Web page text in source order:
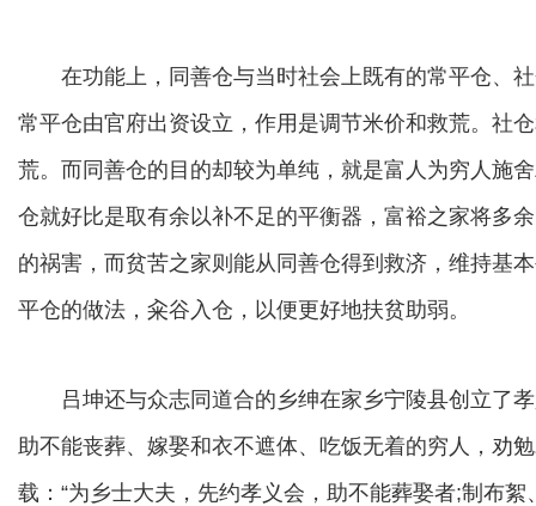
在功能上，同善仓与当时社会上既有的常平仓、社
常平仓由官府出资设立，作用是调节米价和救荒。社
荒。而同善仓的目的却较为单纯，就是富人为穷人施
仓就好比是取有余以补不足的平衡器，富裕之家将多
的祸害，而贫苦之家则能从同善仓得到救济，维持基
平仓的做法，籴谷入仓，以便更好地扶贫助弱。
吕坤还与众志同道合的乡绅在家乡宁陵县创立了孝
助不能丧葬、嫁娶和衣不遮体、吃饭无着的穷人，劝
载：“为乡士大夫，先约孝义会，助不能葬娶者;制布